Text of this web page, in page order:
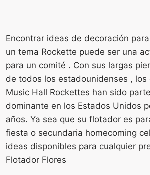
Encontrar ideas de decoración
un tema Rockette puede ser una
para un comité . Con sus largas
de todos los estadounidenses , los
Music Hall Rockettes han sido
dominante en los Estados Unidos
años. Ya sea que su flotador es
fiesta o secundaria homecoming
ideas disponibles para cualquier
Flotador Flores